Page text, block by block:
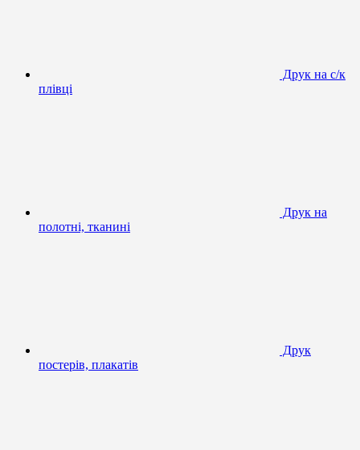
Друк на с/к
плівці
Друк на
полотні, тканині
Друк
постерів, плакатів